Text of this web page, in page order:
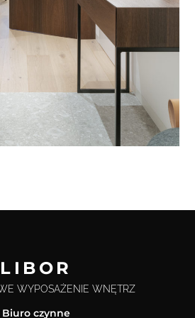
LIBOR
WYPOSAŻENIE WNĘTRZ
Biuro czynne